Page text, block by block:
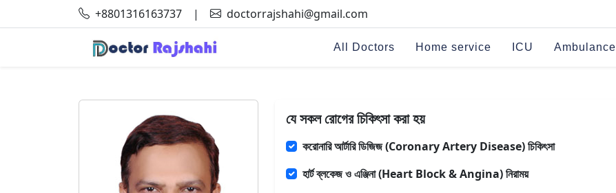
+8801316163737 | doctorrajshahi@gmail.com
All Doctors Home service ICU Ambulance
যে সকল রোগের চিকিৎসা করা হয়
করোনারি আর্টারি ডিজিজ (Coronary Artery Disease) চিকিৎসা
হার্ট ব্লকেজ ও এঞ্জিনা (Heart Block & Angina) নিরাময়